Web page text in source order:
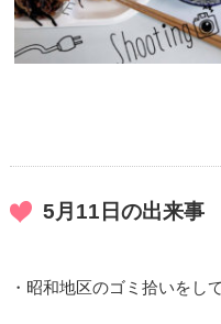
5月11日の出来事
・昭和地区のゴミ拾いをし